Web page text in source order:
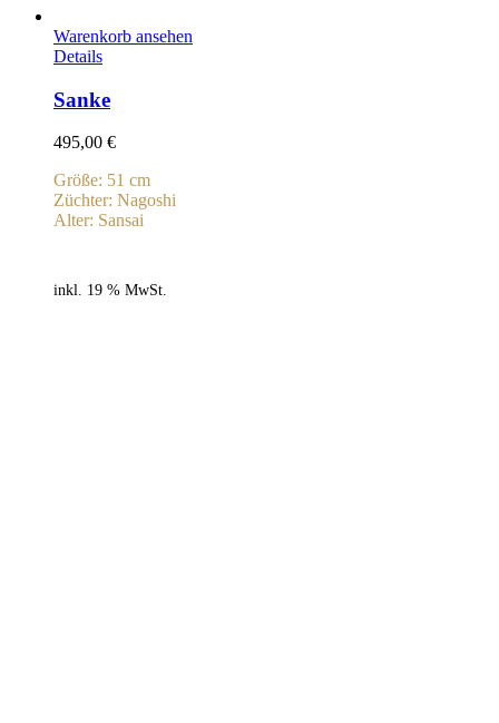
Warenkorb ansehen
Details
Sanke
495,00 €
Größe: 51 cm
Züchter: Nagoshi
Alter: Sansai
inkl. 19 % MwSt.